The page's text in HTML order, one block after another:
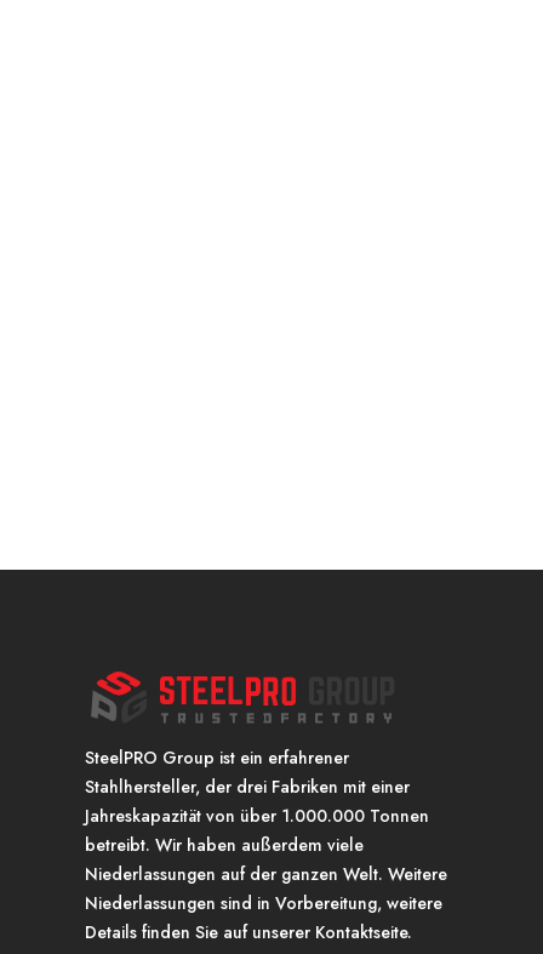
SteelPRO Group ist ein erfahrener
Stahlhersteller, der drei Fabriken mit einer
Jahreskapazität von über 1.000.000 Tonnen
betreibt. Wir haben außerdem viele
Niederlassungen auf der ganzen Welt. Weitere
Niederlassungen sind in Vorbereitung, weitere
Details finden Sie auf unserer Kontaktseite.